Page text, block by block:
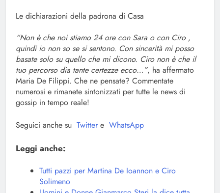
Le dichiarazioni della padrona di Casa
“Non è che noi stiamo 24 ore con Sara o con Ciro ,
quindi io non so se si sentono. Con sincerità mi posso
basate solo su quello che mi dicono. Ciro non è che il
tuo percorso dia tante certezze ecco…”, ha affermato
Maria De Filippi. Che ne pensate? Commentate
numerosi e rimanete sintonizzati per tutte le news di
gossip in tempo reale!
Seguici anche su Twitter e WhatsApp
Leggi anche:
Tutti pazzi per Martina De Ioannon e Ciro
Solimeno